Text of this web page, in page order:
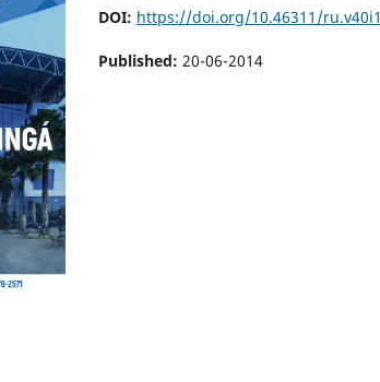
DOI: https://doi.org/10.46311/ru.v40i1
Published: 20-06-2014